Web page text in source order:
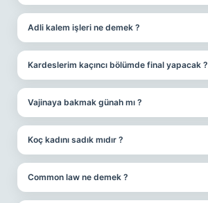
Adli kalem işleri ne demek ?
Kardeslerim kaçıncı bölümde final yapacak ?
Vajinaya bakmak günah mı ?
Koç kadını sadık mıdır ?
Common law ne demek ?